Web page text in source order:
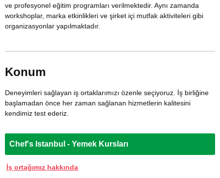
ve profesyonel eğitim programları verilmektedir. Aynı zamanda
workshoplar, marka etkinlikleri ve şirket içi mutfak aktiviteleri gibi
organizasyonlar yapılmaktadır.
Konum
Deneyimleri sağlayan iş ortaklarımızı özenle seçiyoruz. İş birliğine
başlamadan önce her zaman sağlanan hizmetlerin kalitesini
kendimiz test ederiz.
Chef's Istanbul - Yemek Kursları
İş ortağımız hakkında